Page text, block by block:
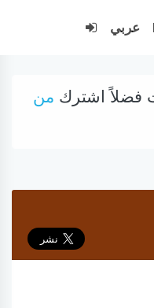
عربي
فضلاً اشترك من